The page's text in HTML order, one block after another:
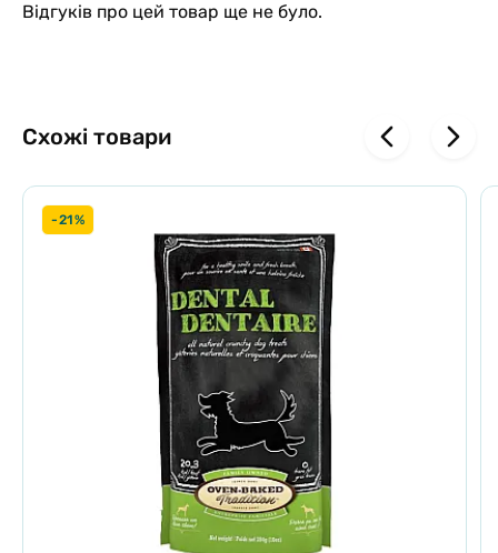
У кожному пакеті містяться 3 бичачих сухожилля довжиною
Склад: 100% зневоднене бичаче сухожилля.
3 одиниці | 12 см приблизно.
Оскільки це натуральні продукти, розмір і вага можуть
Ми завжди рекомендуємо давати всі перекуси під наглядом.
Відгуків про цей товар ще не було.
Схожі товари
-21%